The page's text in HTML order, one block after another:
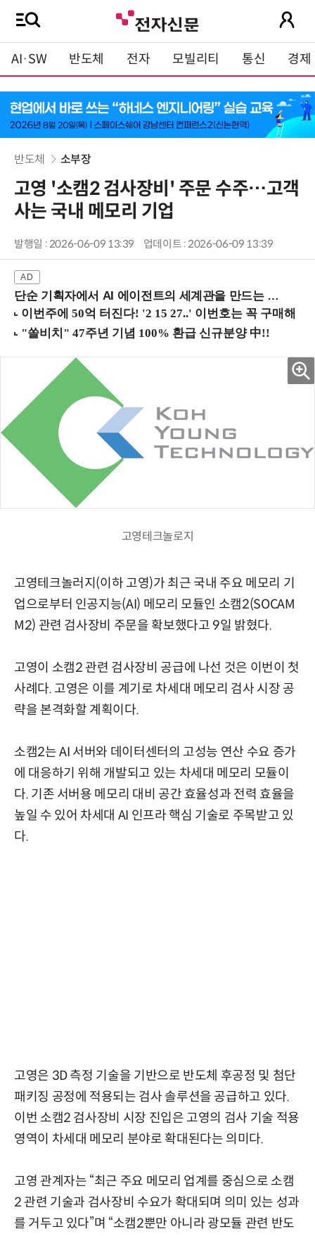
AI·SW 반도체 전자 모빌리티 통신 경제
반도체 소부장
고영 '소캠2 검사장비' 주문 수주…고객
사는 국내 메모리 기업
발행일 : 2026-06-09 13:39 업데이트 : 2026-06-09 13:39
단순 기획자에서 AI 에이전트의 세계관을 만드는 지식 설계자로.. (8/20 강남역)
고영테크놀로지
고영테크놀러지(이하 고영)가 최근 국내 주요 메모리 기
업으로부터 인공지능(AI) 메모리 모듈인 소캠2(SOCAM
M2) 관련 검사장비 주문을 확보했다고 9일 밝혔다.
고영이 소캠2 관련 검사장비 공급에 나선 것은 이번이 첫
사례다. 고영은 이를 계기로 차세대 메모리 검사 시장 공
략을 본격화할 계획이다.
소캠2는 AI 서버와 데이터센터의 고성능 연산 수요 증가
에 대응하기 위해 개발되고 있는 차세대 메모리 모듈이
다. 기존 서버용 메모리 대비 공간 효율성과 전력 효율을
높일 수 있어 차세대 AI 인프라 핵심 기술로 주목받고 있
다.
고영은 3D 측정 기술을 기반으로 반도체 후공정 및 첨단
패키징 공정에 적용되는 검사 솔루션을 공급하고 있다.
이번 소캠2 검사장비 시장 진입은 고영의 검사 기술 적용
영역이 차세대 메모리 분야로 확대된다는 의미다.
고영 관계자는 “최근 주요 메모리 업계를 중심으로 소캠
2 관련 기술과 검사장비 수요가 확대되며 의미 있는 성과
를 거두고 있다”며 “소캠2뿐만 아니라 광모듈 관련 반도